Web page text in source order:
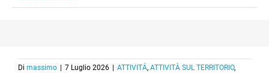
Di massimo 7 Luglio 2026 ATTIVITÁ, ATTIVITÀ SUL TERRITORIO,